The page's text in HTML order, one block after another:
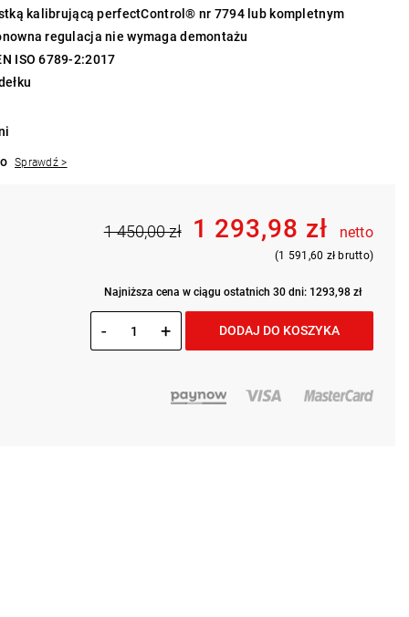
kalibrującą perfectControl® nr 7794 lub kompletnym
regulacja nie wymaga demontażu
ISO 6789-2:2017
Sprawdź >
1 450,00 zł 1 293,98 zł netto
(1 591,60 zł brutto)
Najniższa cena w ciągu ostatnich 30 dni: 1293,98 zł
- + DODAJ DO KOSZYKA